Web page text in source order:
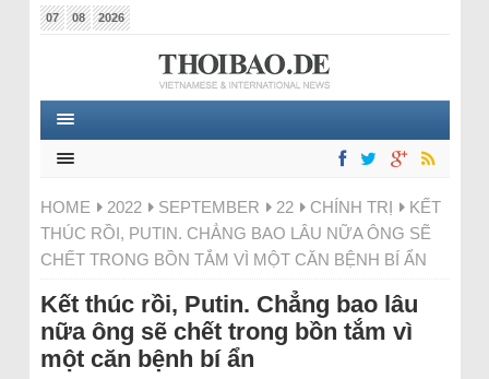
07 08 2026
HOME 2022 SEPTEMBER 22 CHÍNH TRỊ
KẾT
THÚC RỒI, PUTIN. CHẲNG BAO LÂU NỮA ÔNG SẼ
CHẾT TRONG BỒN TẮM VÌ MỘT CĂN BỆNH BÍ ẨN
Kết thúc rồi, Putin. Chẳng bao lâu
nữa ông sẽ chết trong bồn tắm vì
một căn bệnh bí ẩn